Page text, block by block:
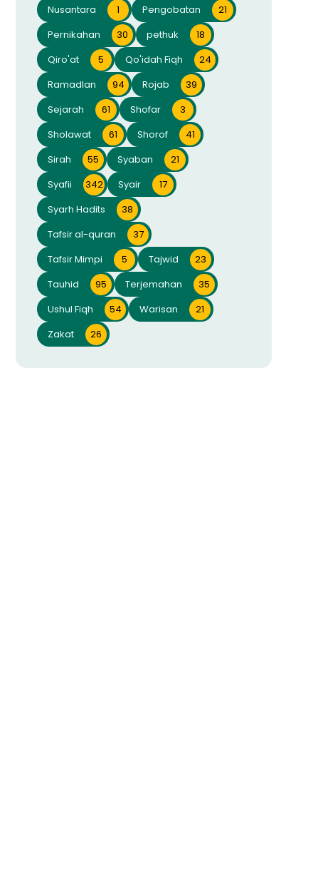
Nusantara
1 Pengobatan
21
Pernikahan
30 pethuk
18
Qiro'at
5 Qo'idah Fiqh
24
Ramadlan
94 Rojab
39
Sejarah
61 Shofar
3
Sholawat
61 Shorof
41
Sirah
55 Syaban
21
Syafii
342 Syair
17
Syarh Hadits
38
Tafsir al-quran
37
Tafsir Mimpi
5 Tajwid
23
Tauhid
95 Terjemahan
35
Ushul Fiqh
54 Warisan
21
Zakat
26